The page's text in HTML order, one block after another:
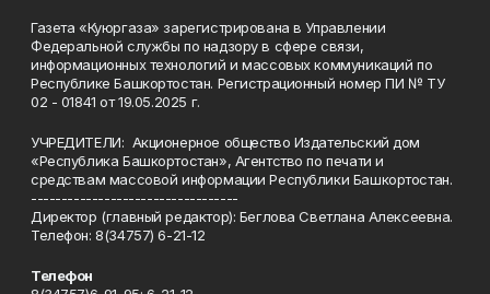
Газета «Куюргаза» зарегистрирована в Управлении
Федеральной службы по надзору в сфере связи,
информационных технологий и массовых коммуникаций по
Республике Башкортостан. Регистрационный номер ПИ № ТУ
02 - 01841 от 19.05.2025 г.
УЧРЕДИТЕЛИ: Акционерное общество Издательский дом
«Республика Башкортостан», Агентство по печати и
средствам массовой информации Республики Башкортостан.
----------------------------------
Директор (главный редактор): Беглова Светлана Алексеевна.
Телефон: 8(34757) 6-21-12
Телефон